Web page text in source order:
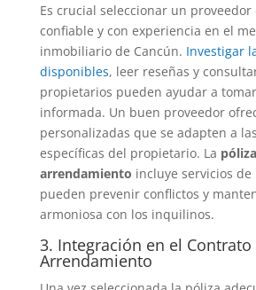
Es crucial seleccionar un proveedor
confiable y con experiencia en el
inmobiliario de Cancún. Investigar
disponibles, leer reseñas y
propietarios pueden ayudar a
informada. Un buen proveedor
personalizadas que se adapten a
específicas del propietario. La
arrendamiento incluye servicios
pueden prevenir conflictos y
armoniosa con los inquilinos.
3. Integración en el Contrato
Arrendamiento